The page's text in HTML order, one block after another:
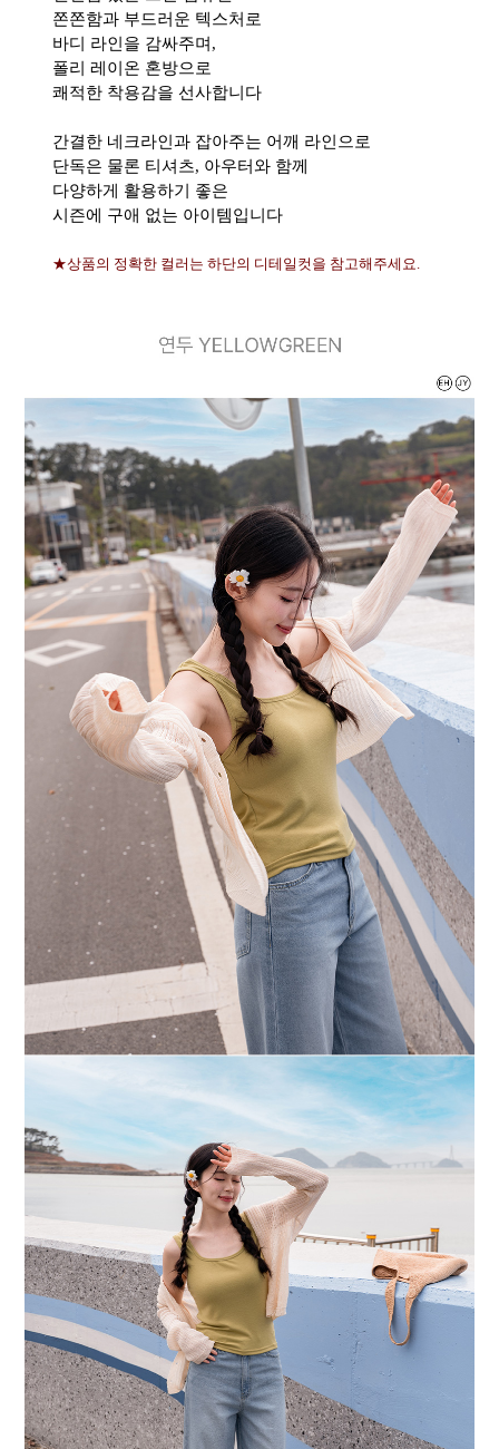
쫀쫀함과 부드러운 텍스처로
바디 라인을 감싸주며,
폴리 레이온 혼방으로
쾌적한 착용감을 선사합니다
간결한 네크라인과 잡아주는 어깨 라인으로
단독은 물론 티셔츠, 아우터와 함께
다양하게 활용하기 좋은
시즌에 구애 없는 아이템입니다
★상품의 정확한 컬러는 하단의 디테일컷을 참고해주세요.